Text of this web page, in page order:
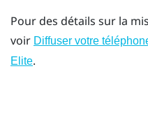
Pour des détails sur la
voir Diffuser votre
Elite.